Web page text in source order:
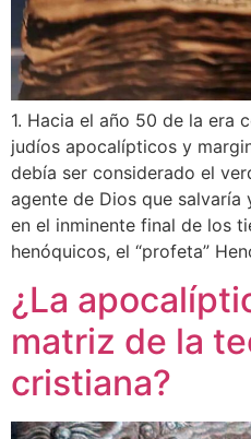
1. Hacia el año 50 de la era
judíos apocalípticos y
debía ser considerado el
agente de Dios que
en el inminente final de los
henóquicos, el “profeta”
¿La
matriz de la
cristiana?